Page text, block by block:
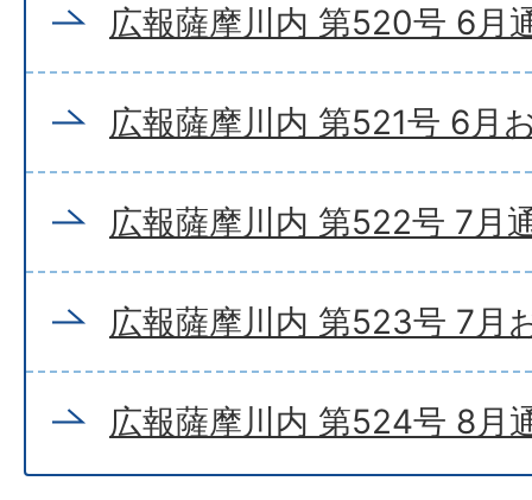
広報薩摩川内 第520号 6月
広報薩摩川内 第521号 6月
広報薩摩川内 第522号 7月
広報薩摩川内 第523号 7月
広報薩摩川内 第524号 8月